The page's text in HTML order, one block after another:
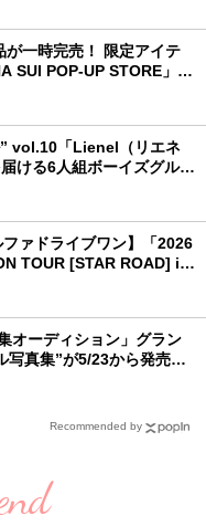
が一時完売！ 限定アイテ
SUI POP-UP STORE」が
vol.10「Lienel（リエネ
ける6人組ボーイズグルー
ファドライブワン】「2026
TOUR [STAR ROAD] in
後編】
オーディション」グラン
写真集”が5/23から発売！
18冊
Recommended by